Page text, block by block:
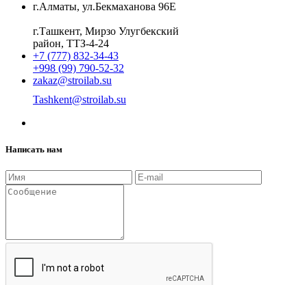
г.Алматы, ул.Бекмаханова 96Е
г.Ташкент, Мирзо Улугбекский
район, ТТЗ-4-24
+7 (777) 832-34-43
+998 (99) 790-52-32
zakaz@stroilab.su
Tashkent@stroilab.su
Написать нам